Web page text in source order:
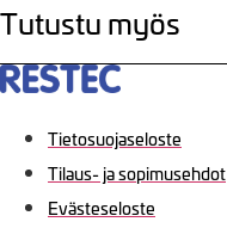
Tutustu myös
Tietosuojaseloste
Tilaus- ja sopimusehdot
Evästeseloste